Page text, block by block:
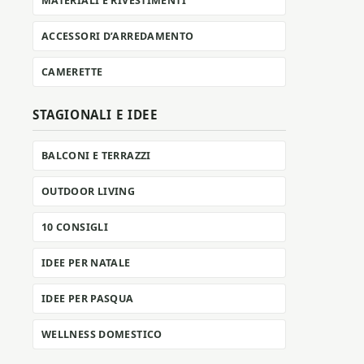
ACCESSORI D’ARREDAMENTO
CAMERETTE
STAGIONALI E IDEE
BALCONI E TERRAZZI
OUTDOOR LIVING
10 CONSIGLI
IDEE PER NATALE
IDEE PER PASQUA
WELLNESS DOMESTICO